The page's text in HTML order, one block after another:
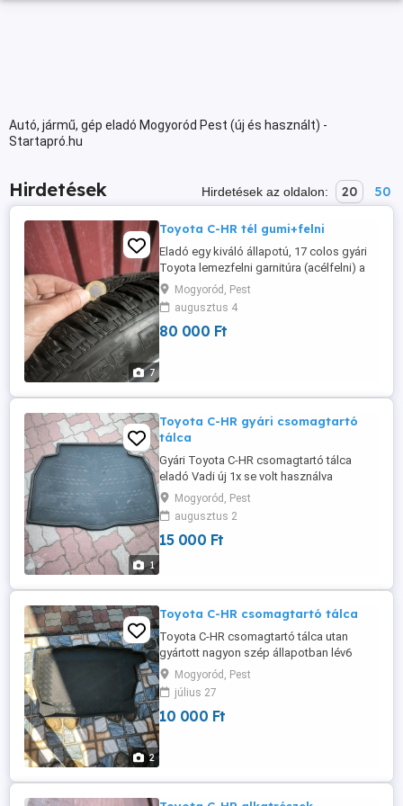
Autó, jármű, gép eladó Mogyoród Pest (új és használt) -
Startapró.hu
Hirdetések Hirdetések az oldalon: 20 50
7
Toyota C-HR tél gumi+felni
Eladó egy kiváló állapotú, 17 colos gyári
Toyota lemezfelni garnitúra (acélfelni) a
rávaló gumiabroncsokkal együtt. A szett
tökéletesen passzol Toyota C-HR
modellekre, de más Toyota típusokra is
felszerelhetó. Felni adatok: Méret:6,5Jx17
Mogyoród, Pest
augusztus 4
80 000 Ft
1
Toyota C-HR gyári csomagtartó
tálca
Gyári Toyota C-HR csomagtartó tálca
eladó Vadi új 1x se volt használva
érdemes megvenni Érd 06204441154 ára
15000ft
Mogyoród, Pest
augusztus 2
15 000 Ft
2
Toyota C-HR csomagtartó tálca
Toyota C-HR csomagtartó tálca utan
gyártott nagyon szép állapotban lév6
csúszás gatlos vagány tel 06204441154 ár
10000 ft
Mogyoród, Pest
július 27
10 000 Ft